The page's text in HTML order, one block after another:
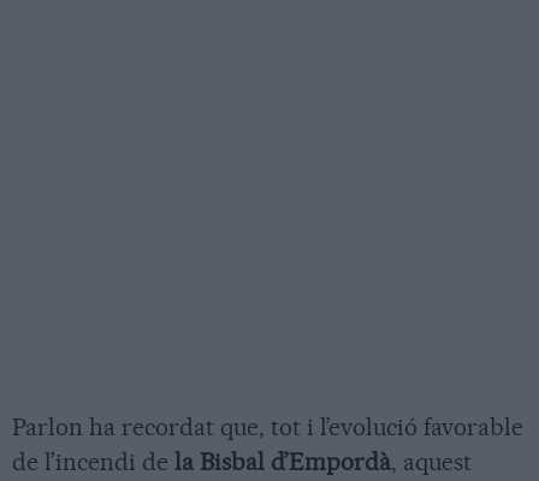
Parlon ha recordat que, tot i l’evolució favorable
de l’incendi de la Bisbal d’Empordà, aquest